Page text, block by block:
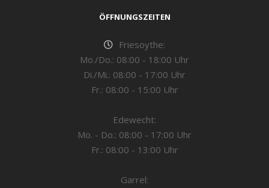
ÖFFNUNGSZEITEN
Friesoythe:
Mo./Do.: 08:00 - 18:00 Uhr
Di./Mi.: 08:00 - 17:00 Uhr
Fr.: 08:00 - 15:00 Uhr
Edewecht:
Mo. - Do.: 08:00 - 17:00 Uhr
Fr.: 08:00 - 13:00 Uhr
Garrel: